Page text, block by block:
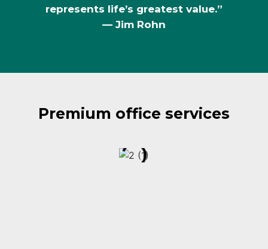
represents life’s greatest value.”
— Jim Rohn
Premium office services